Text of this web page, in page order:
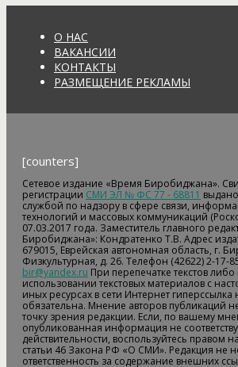
О НАС
ВАКАНСИИ
КОНТАКТЫ
РАЗМЕЩЕНИЕ РЕКЛАМЫ
[counters]
Сетевое издание «Время Биробиджана».
регистрации СМИ ЭЛ № ФС 77 - 68811
службой по надзору в сфере связи,
технологий и массовых коммуникаций
07.03.2017 года. Заместитель главного
Биробиджана»: Кондратенко Т.В. Адрес
679015, Еврейская автономная область, г.
Физкультурная, д. 26. Телефон (42622) 2-17-
bir@yandex.ru При перепечатке текстов
использовании текстовых материалов с
иных ресурсах в сети Интернет гиперссылка
обязательна. Мнение авторов публикаций
точку зрения редакции. Если, по вашему
опубликованная информация не
действительности, воспользуйтесь правом
статьи 46 Закона РФ «О СМИ». Редакция не
ответственность за содержание внешних